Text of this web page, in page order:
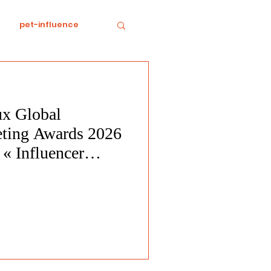
pet-influence
Food horreur
Global
Awards 2026
« Influencer